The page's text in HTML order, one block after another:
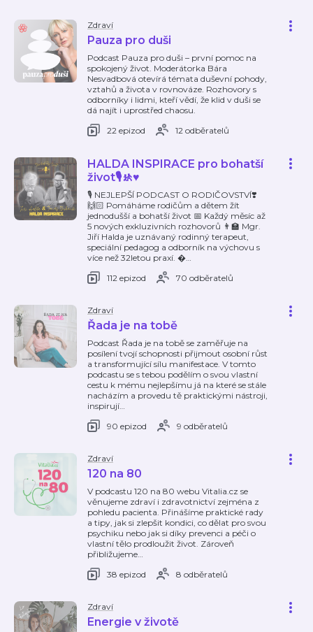
Zdraví
Pauza pro duši
Podcast Pauza pro duši – první pomoc na
spokojený život. Moderátorka Bára
Nesvadbová otevírá témata duševní pohody,
vztahů a života v rovnováze. Rozhovory s
odborníky i lidmi, kteří vědí, že klid v duši se
dá najít i uprostřed chaosu.
22 epizod
12 odběratelů
HALDA INSPIRACE pro bohatší
život🎙️🚸♥️
🎙 NEJLEPŠÍ PODCAST O RODIČOVSTVÍ❣️
🙌🏻 Pomáháme rodičům a dětem žít
jednodušší a bohatší život 📅 Každý měsíc až
5 nových exkluzivních rozhovorů 👨‍🏫 Mgr.
Jiří Halda je uznávaný rodinný terapeut,
speciální pedagog a odborník na výchovu s
více než 32letou praxí. �…
112 epizod
70 odběratelů
Zdraví
Řada je na tobě
Podcast Řada je na tobě se zaměřuje na
posílení tvojí schopnosti přijmout osobní růst
a transformující sílu manifestace. V tomto
podcastu se s tebou podělím o svou vlastní
cestu k mému nejlepšímu já na které se stále
nacházím a provedu tě praktickými nástroji,
inspirují…
90 epizod
9 odběratelů
Zdraví
120 na 80
V podcastu 120 na 80 webu Vitalia.cz se
věnujeme zdraví i zdravotnictví zejména z
pohledu pacienta. Přinášíme praktické rady
a tipy, jak si zlepšit kondici, co dělat pro svou
psychiku nebo jak si díky prevenci a péči o
vlastní tělo prodloužit život. Zároveň
přibližujeme…
38 epizod
8 odběratelů
Zdraví
Energie v životě